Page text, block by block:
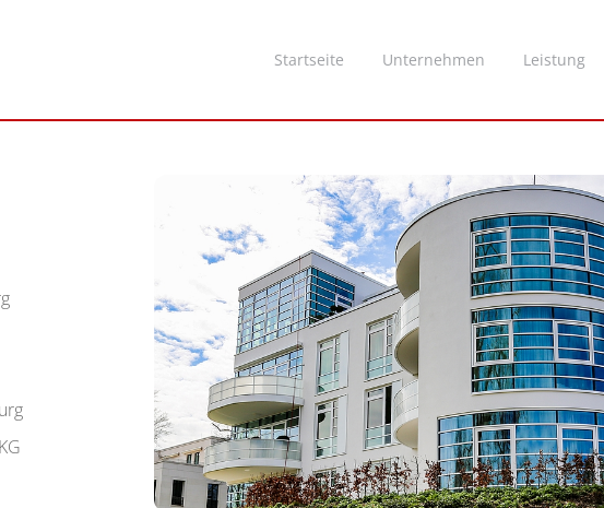
Startseite Unternehmen Leistung